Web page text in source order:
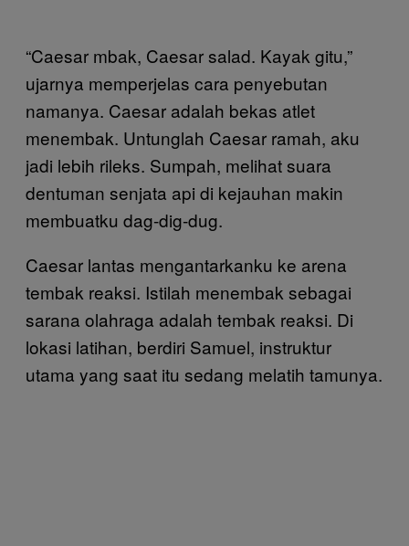
“Caesar mbak, Caesar salad. Kayak gitu,”
ujarnya memperjelas cara penyebutan
namanya. Caesar adalah bekas atlet
menembak. Untunglah Caesar ramah, aku
jadi lebih rileks. Sumpah, melihat suara
dentuman senjata api di kejauhan makin
membuatku dag-dig-dug.
Caesar lantas mengantarkanku ke arena
tembak reaksi. Istilah menembak sebagai
sarana olahraga adalah tembak reaksi. Di
lokasi latihan, berdiri Samuel, instruktur
utama yang saat itu sedang melatih tamunya.